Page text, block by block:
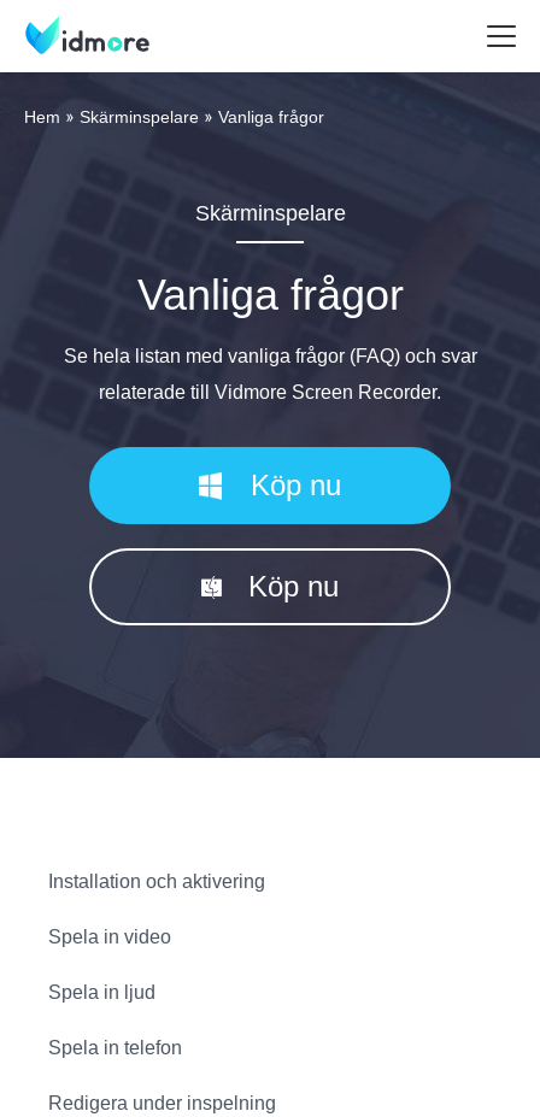
Hem Skärminspelare Vanliga frågor
Skärminspelare
Vanliga frågor
Se hela listan med vanliga frågor (FAQ) och svar
relaterade till Vidmore Screen Recorder.
Köp nu
Köp nu
Installation och aktivering
Spela in video
Spela in ljud
Spela in telefon
Redigera under inspelning